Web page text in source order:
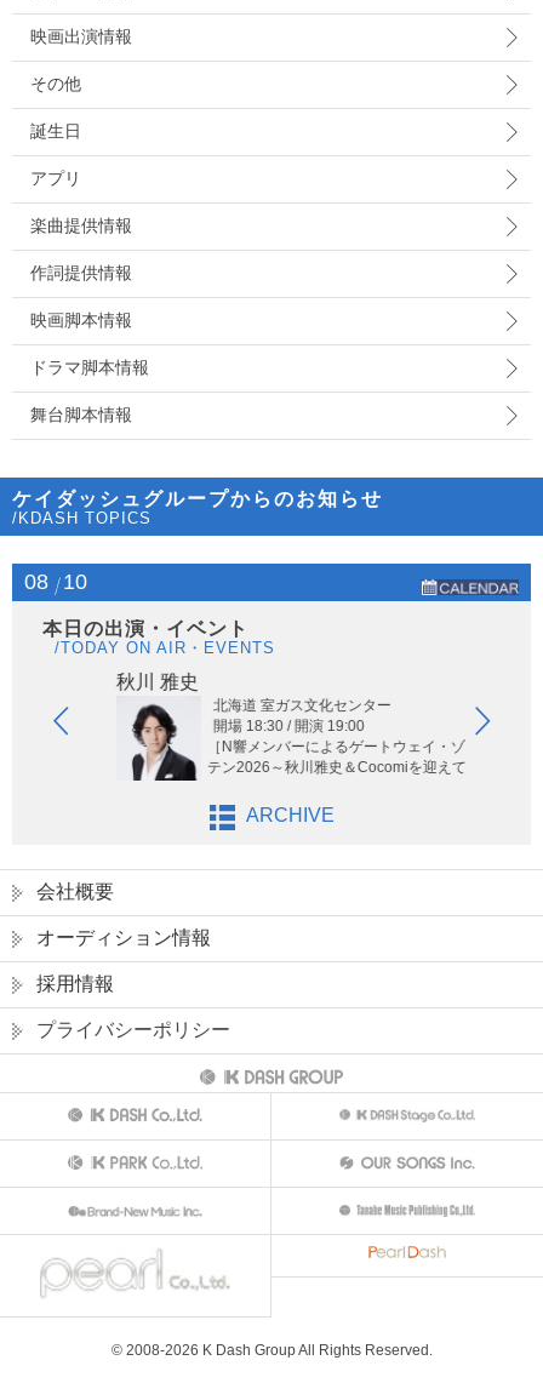
映画出演情報
その他
誕生日
アプリ
楽曲提供情報
作詞提供情報
映画脚本情報
ドラマ脚本情報
舞台脚本情報
ケイダッシュグループからのお知らせ
/KDASH TOPICS
08 10
本日の出演・イベント
/TODAY ON AIR・EVENTS
秋川 雅史
北海道 室ガス文化センター
開場 18:30 / 開演 19:00
［N響メンバーによるゲートウェイ・ゾリス
テン2026～秋川雅史＆Cocomiを迎えて～］
ARCHIVE
会社概要
オーディション情報
採用情報
プライバシーポリシー
© 2008-2026 K Dash Group All Rights Reserved.